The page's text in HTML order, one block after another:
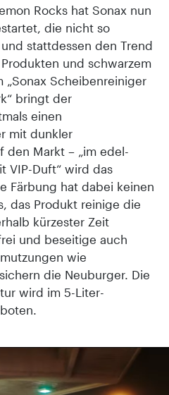
Rocks hat Sonax nun
die nicht so
stattdessen den Trend
und schwarzem
Scheibenreiniger
bringt der
einen
mit dunkler
den Markt – „im edel-
VIP-Duft“ wird das
Färbung hat dabei keinen
das Produkt reinige die
kürzester Zeit
und beseitige auch
wie
die Neuburger. Die
wird im 5-Liter-